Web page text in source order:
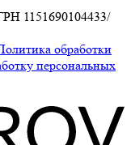
1151690104433/
обработки
персональных